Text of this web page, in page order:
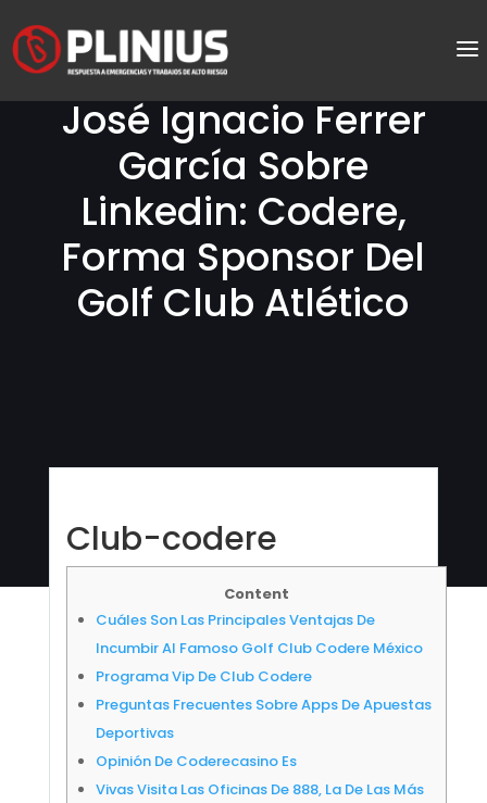
José Ignacio Ferrer
García Sobre
Linkedin: Codere,
Forma Sponsor Del
Golf Club Atlético
Club-codere
Content
Cuáles Son Las Principales Ventajas De
Incumbir Al Famoso Golf Club Codere México
Programa Vip De Club Codere
Preguntas Frecuentes Sobre Apps De Apuestas
Deportivas
Opinión De Coderecasino Es
Vivas Visita Las Oficinas De 888, La De Las Más